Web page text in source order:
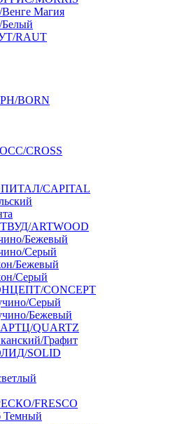
Магия
Белый
RAUT
BORN
CROSS
CAPITAL
ARTWOOD
Бежевый
Серый
Бежевый
Серый
CONCEPT
Серый
Бежевый
QUARTZ
Графит
SOLID
FRESCO
Темный